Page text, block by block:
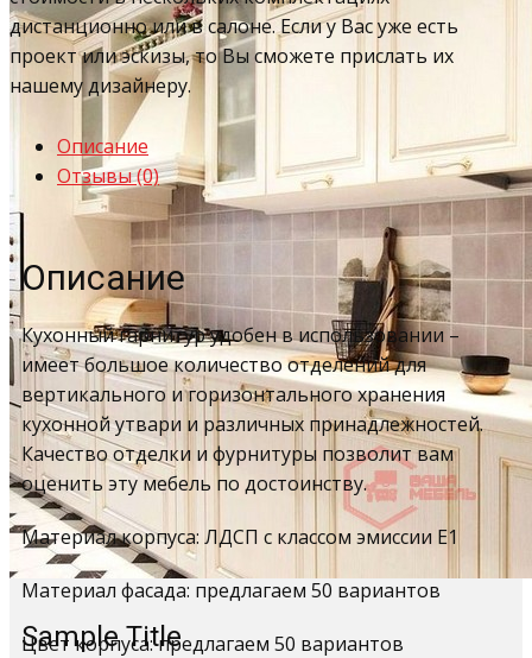
Sample Title
дистанционно или в салоне. Если у Вас уже есть
проект или эскизы, то Вы сможете прислать их
нашему дизайнеру.
Описание
Отзывы (0)
Описание
Кухонный гарнитур удобен в использовании –
имеет большое количество отделений для
вертикального и горизонтального хранения
кухонной утвари и различных принадлежностей.
Качество отделки и фурнитуры позволит вам
оценить эту мебель по достоинству.
Материал корпуса: ЛДСП с классом эмиссии Е1
Материал фасада: предлагаем 50 вариантов
Цвет корпуса: предлагаем 50 вариантов